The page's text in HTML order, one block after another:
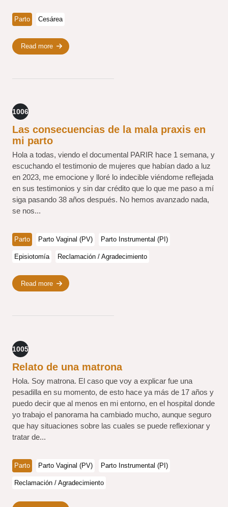
Parto Cesárea
Read more
1006
Las consecuencias de la mala praxis en
mi parto
Hola a todas, viendo el documental PARIR hace 1 semana, y
escuchando el testimonio de mujeres que habían dado a luz
en 2023, me emocione y lloré lo indecible viéndome reflejada
en sus testimonios y sin dar crédito que lo que me paso a mí
siga pasando 38 años después. No hemos avanzado nada,
se nos...
Parto Parto Vaginal (PV) Parto Instrumental (PI)
Episiotomía Reclamación / Agradecimiento
Read more
1005
Relato de una matrona
Hola. Soy matrona. El caso que voy a explicar fue una
pesadilla en su momento, de esto hace ya más de 17 años y
puedo decir que al menos en mi entorno, en el hospital donde
yo trabajo el panorama ha cambiado mucho, aunque seguro
que hay situaciones sobre las cuales se puede reflexionar y
tratar de...
Parto Parto Vaginal (PV) Parto Instrumental (PI)
Reclamación / Agradecimiento